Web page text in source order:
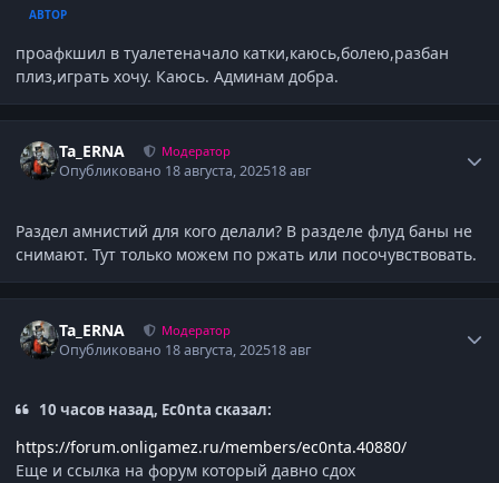
АВТОР
проафкшил в туалетеначало катки,каюсь,болею,разбан
плиз,играть хочу. Каюсь. Админам добра.
Ta_ERNA Модератор
Опубликовано 18 августа, 202518 авг
Раздел амнистий для кого делали? В разделе флуд баны не
снимают. Тут только можем по ржать или посочувствовать.
Ta_ERNA Модератор
Опубликовано 18 августа, 202518 авг
10 часов назад, Ec0nta сказал:
https://forum.onligamez.ru/members/ec0nta.40880/
Еще и ссылка на форум который давно сдох